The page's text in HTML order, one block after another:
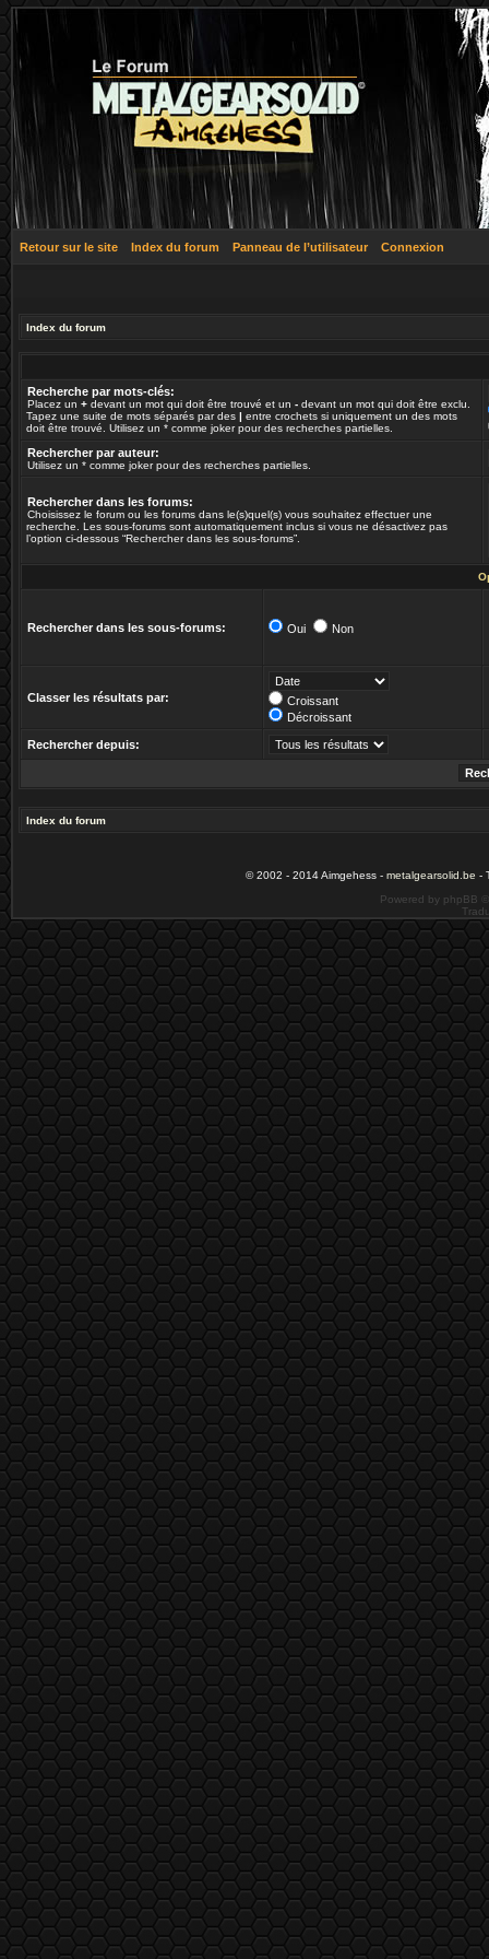
Retour sur le site Index du forum Panneau de l’utilisateur Connexion
Index du forum
Recherche par mots-clés:
Placez un + devant un mot qui doit être trouvé et un - devant un mot qui doit être exclu.
Tapez une suite de mots séparés par des | entre crochets si uniquement un des mots
doit être trouvé. Utilisez un * comme joker pour des recherches partielles.
Rechercher par auteur:
Utilisez un * comme joker pour des recherches partielles.
Rechercher dans les forums:
Choisissez le forum ou les forums dans le(s)quel(s) vous souhaitez effectuer une
recherche. Les sous-forums sont automatiquement inclus si vous ne désactivez pas
l’option ci-dessous “Rechercher dans les sous-forums”.
Rechercher dans les sous-forums: Oui Non
Classer les résultats par:
Croissant
Décroissant
Rechercher depuis:
Index du forum
© 2002 - 2014 Aimgehess - metalgearsolid.be -
Powered by phpBB